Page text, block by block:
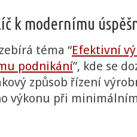
k modernímu
téma “Efektivní
podnikání”, kde se
způsob řízení
výkonu při